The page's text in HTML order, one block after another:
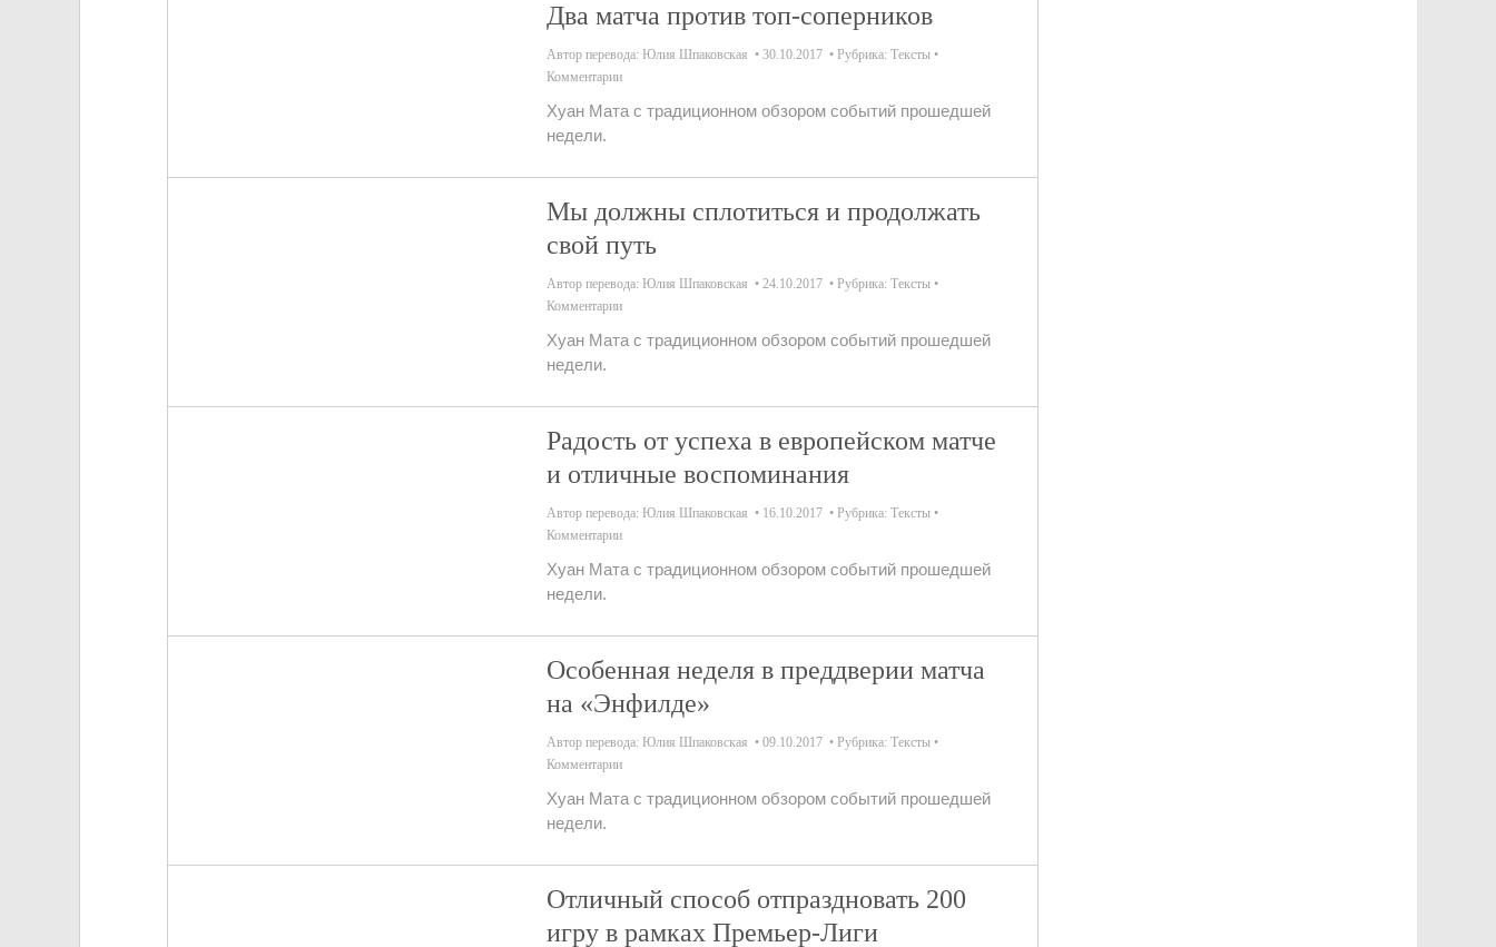
Два матча против топ-соперников
Автор перевода: Юлия Шпаковская 30.10.2017 Рубрика: Тексты
Комментарии
Хуан Мата с традиционном обзором событий прошедшей
недели.
Мы должны сплотиться и продолжать
свой путь
Автор перевода: Юлия Шпаковская 24.10.2017 Рубрика: Тексты
Комментарии
Хуан Мата с традиционном обзором событий прошедшей
недели.
Радость от успеха в европейском матче
и отличные воспоминания
Автор перевода: Юлия Шпаковская 16.10.2017 Рубрика: Тексты
Комментарии
Хуан Мата с традиционном обзором событий прошедшей
недели.
Особенная неделя в преддверии матча
на «Энфилде»
Автор перевода: Юлия Шпаковская 09.10.2017 Рубрика: Тексты
Комментарии
Хуан Мата с традиционном обзором событий прошедшей
недели.
Отличный способ отпраздновать 200
игру в рамках Премьер-Лиги